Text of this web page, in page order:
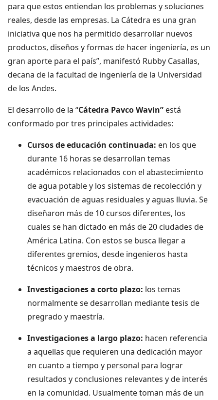
para que estos entiendan los problemas y soluciones
reales, desde las empresas. La Cátedra es una gran
iniciativa que nos ha permitido desarrollar nuevos
productos, diseños y formas de hacer ingeniería, es un
gran aporte para el país”, manifestó Rubby Casallas,
decana de la facultad de ingeniería de la Universidad
de los Andes.
El desarrollo de la “Cátedra Pavco Wavin” está
conformado por tres principales actividades:
Cursos de educación continuada: en los que
durante 16 horas se desarrollan temas
académicos relacionados con el abastecimiento
de agua potable y los sistemas de recolección y
evacuación de aguas residuales y aguas lluvia. Se
diseñaron más de 10 cursos diferentes, los
cuales se han dictado en más de 20 ciudades de
América Latina. Con estos se busca llegar a
diferentes gremios, desde ingenieros hasta
técnicos y maestros de obra.
Investigaciones a corto plazo: los temas
normalmente se desarrollan mediante tesis de
pregrado y maestría.
Investigaciones a largo plazo: hacen referencia
a aquellas que requieren una dedicación mayor
en cuanto a tiempo y personal para lograr
resultados y conclusiones relevantes y de interés
en la comunidad. Usualmente toman más de un